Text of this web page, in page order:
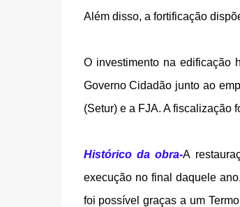
Além disso, a fortificação
O investimento na edificação
Governo Cidadão junto ao
(Setur) e a FJA. A fiscalização
Histórico da obra-A
execução no final daquele
foi possível graças a um